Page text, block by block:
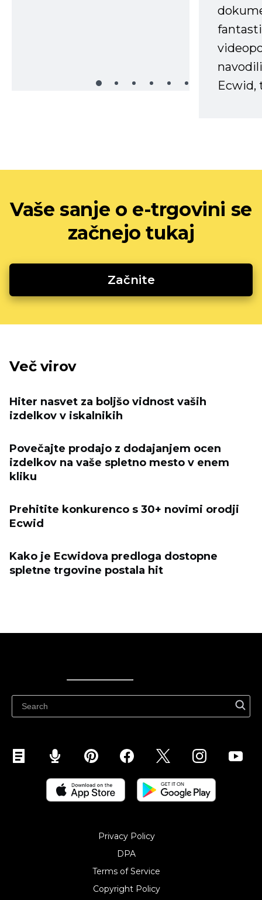
Ecwid,
Vaše sanje o e-trgovini se
začnejo tukaj
Začnite
Več virov
Hiter nasvet za boljšo vidnost vaših
izdelkov v iskalnikih
Povečajte prodajo z dodajanjem ocen
izdelkov na vaše spletno mesto v enem
kliku
Prehitite konkurenco s 30+ novimi orodji
Ecwid
Kako je Ecwidova predloga dostopne
spletne trgovine postala hit
Privacy Policy
DPA
Terms of Service
Copyright Policy‎